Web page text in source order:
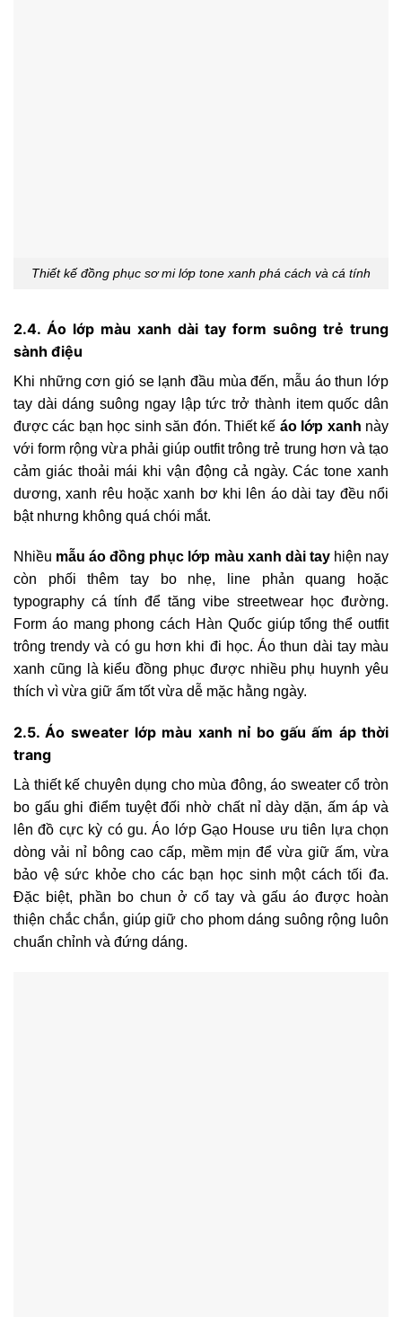
Thiết kế đồng phục sơ mi lớp tone xanh phá cách và cá tính
2.4. Áo lớp màu xanh dài tay form suông trẻ trung
sành điệu
Khi những cơn gió se lạnh đầu mùa đến, mẫu áo thun lớp
tay dài dáng suông ngay lập tức trở thành item quốc dân
được các bạn học sinh săn đón. Thiết kế áo lớp xanh này
với form rộng vừa phải giúp outfit trông trẻ trung hơn và tạo
cảm giác thoải mái khi vận động cả ngày. Các tone xanh
dương, xanh rêu hoặc xanh bơ khi lên áo dài tay đều nổi
bật nhưng không quá chói mắt.
Nhiều mẫu áo đồng phục lớp màu xanh dài tay hiện nay
còn phối thêm tay bo nhẹ, line phản quang hoặc
typography cá tính để tăng vibe streetwear học đường.
Form áo mang phong cách Hàn Quốc giúp tổng thể outfit
trông trendy và có gu hơn khi đi học. Áo thun dài tay màu
xanh cũng là kiểu đồng phục được nhiều phụ huynh yêu
thích vì vừa giữ ấm tốt vừa dễ mặc hằng ngày.
2.5. Áo sweater lớp màu xanh nỉ bo gấu ấm áp thời
trang
Là thiết kế chuyên dụng cho mùa đông, áo sweater cổ tròn
bo gấu ghi điểm tuyệt đối nhờ chất nỉ dày dặn, ấm áp và
lên đồ cực kỳ có gu. Áo lớp Gạo House ưu tiên lựa chọn
dòng vải nỉ bông cao cấp, mềm mịn để vừa giữ ấm, vừa
bảo vệ sức khỏe cho các bạn học sinh một cách tối đa.
Đặc biệt, phần bo chun ở cổ tay và gấu áo được hoàn
thiện chắc chắn, giúp giữ cho phom dáng suông rộng luôn
chuẩn chỉnh và đứng dáng.